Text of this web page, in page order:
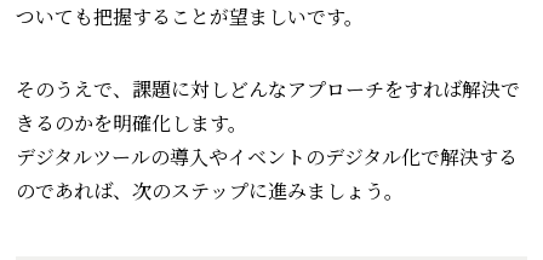
ついても把握することが望ましいです。
そのうえで、課題に対しどんなアプローチをすれば解決で
きるのかを明確化します。
デジタルツールの導入やイベントのデジタル化で解決する
のであれば、次のステップに進みましょう。